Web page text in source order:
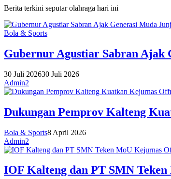
Berita terkini seputar olahraga hari ini
Bola & Sports
Gubernur Agustiar Sabran Ajak
30 Juli 202630 Juli 2026
Admin2
Dukungan Pemprov Kalteng
Bola & Sports8 April 2026
Admin2
IOF Kalteng dan PT SMN